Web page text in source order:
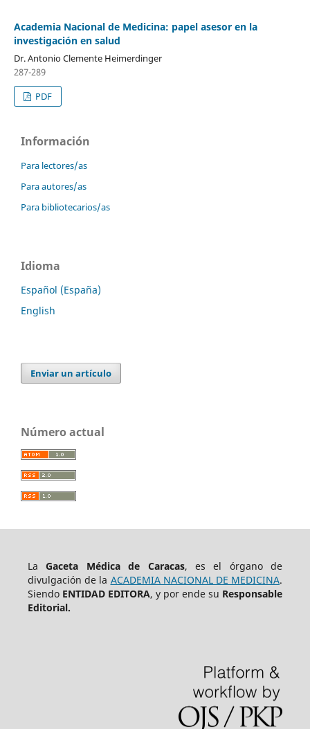
Academia Nacional de Medicina: papel asesor en la
investigación en salud
Dr. Antonio Clemente Heimerdinger
287-289
PDF
Información
Para lectores/as
Para autores/as
Para bibliotecarios/as
Idioma
Español (España)
English
Enviar un artículo
Número actual
LaGaceta Médica de Caracas, es el órgano de
divulgación de la ACADEMIA NACIONAL DE MEDICINA.
Siendo ENTIDAD EDITORA, y por ende su Responsable
Editorial.